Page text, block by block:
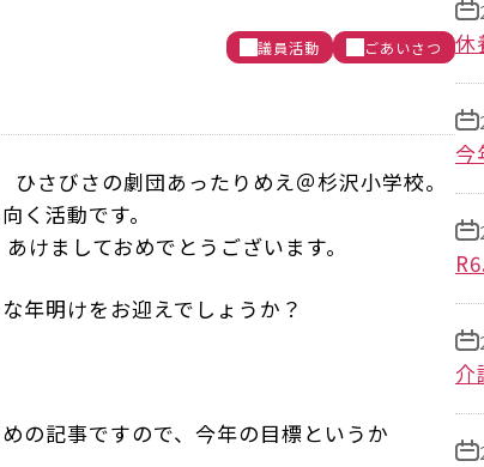
議員活動 ごあいさつ
さびさの劇団あったりめえ＠杉沢小学校。
く活動です。
けましておめでとうございます。
年明けをお迎えでしょうか？
の記事ですので、今年の目標というか
休
今